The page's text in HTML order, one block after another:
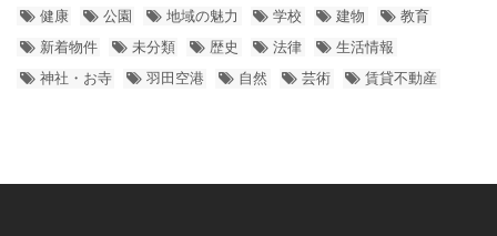
健康
公園 地域の魅力 学校 建物
教育
新着物件
未分類 歴史 法律
生活情報
神社・お寺
羽田空港 自然 芸術 賃貸不動産